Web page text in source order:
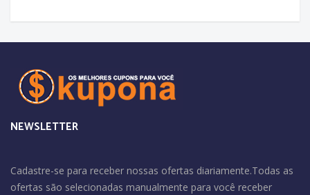
NEWSLETTER
Cadastre-se para receber nossas ofertas diariamente.Todas as
ofertas são selecionadas manualmente para você receber